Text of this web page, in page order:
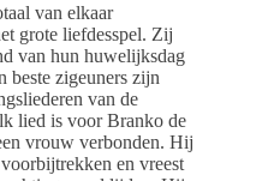
van elkaar
grote liefdesspel. Zij
van hun huwelijksdag
beste zigeuners zijn
van de
lied is voor Branko de
vrouw verbonden. Hij
en vreest